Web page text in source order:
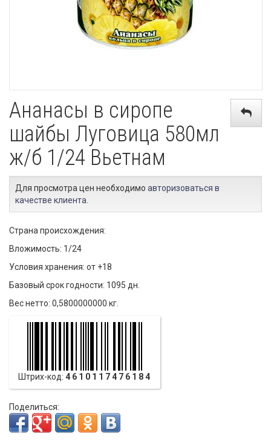
Ананасы в сиропе
шайбы Луговица 580мл
ж/б 1/24 Вьетнам
Для просмотра цен необходимо авторизоваться в
качестве клиента
Страна происхождения:
Вложимость: 1/24
Условия хранения: от +18
Базовый срок годности: 1095 дн.
Вес нетто: 0,5800000000 кг.
Штрих-код: 4610117476184
Поделиться: